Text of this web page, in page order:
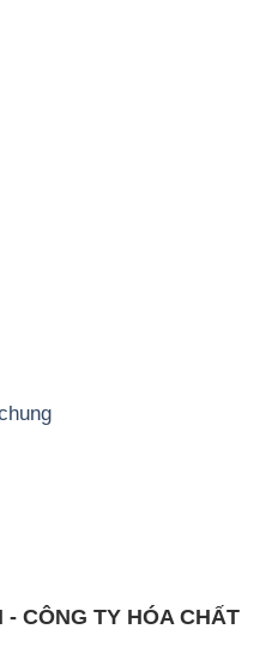
- CÔNG TY HÓA CHẤT